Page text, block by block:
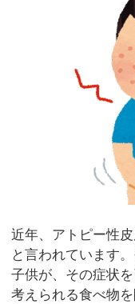
近年、アトピー性
と言われています
子供が、その症状
考えられる食べ物